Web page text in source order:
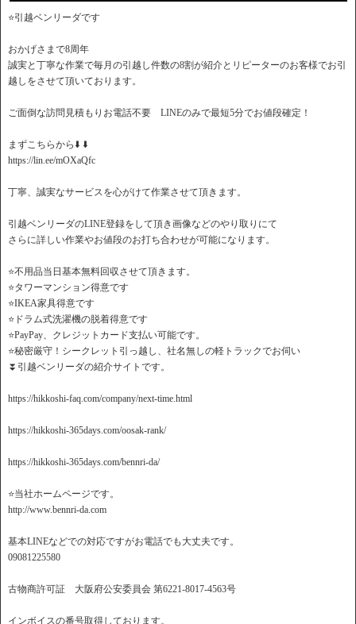
⭐️引越ベンリーダです
おかげさまで8周年
誠実と丁寧な作業で毎月の引越し件数の8割が紹介とリピーターのお客様でお引
越しをさせて頂いております。
ご面倒な訪問見積もりお電話不要 LINEのみで最短5分でお値段確定！
️まずこちらから⬇️ ⬇️
https://lin.ee/mOXaQfc
丁寧、誠実なサービスを心がけて作業させて頂きます。
引越ベンリーダのLINE登録をして頂き画像などのやり取りにて
さらに詳しい作業やお値段のお打ち合わせが可能になります。
⭐️不用品当日基本無料回収させて頂きます。
⭐️タワーマンション得意です
⭐️IKEA家具得意です
⭐️ドラム式洗濯機の脱着得意です
⭐️PayPay、クレジットカード支払い可能です。
⭐️秘密厳守！シークレット引っ越し、社名無しの軽トラックでお伺い
⏬引越ベンリーダの紹介サイトです。
https://hikkoshi-faq.com/company/next-time.html
https://hikkoshi-365days.com/oosak-rank/
https://hikkoshi-365days.com/bennri-da/
⭐️当社ホームページです。
http://www.bennri-da.com
基本LINEなどでの対応ですがお電話でも大丈夫です。
09081225580
古物商許可証 大阪府公安委員会 第6221-8017-4563号
インボイスの番号取得しております。